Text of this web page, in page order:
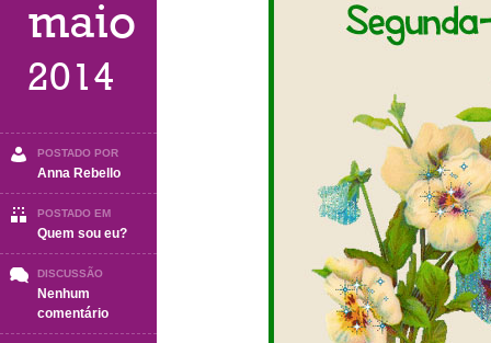
maio
2014
POSTADO POR
Anna Rebello
POSTADO EM
Quem sou eu?
DISCUSSÃO
Nenhum
comentárioem
Segunda-